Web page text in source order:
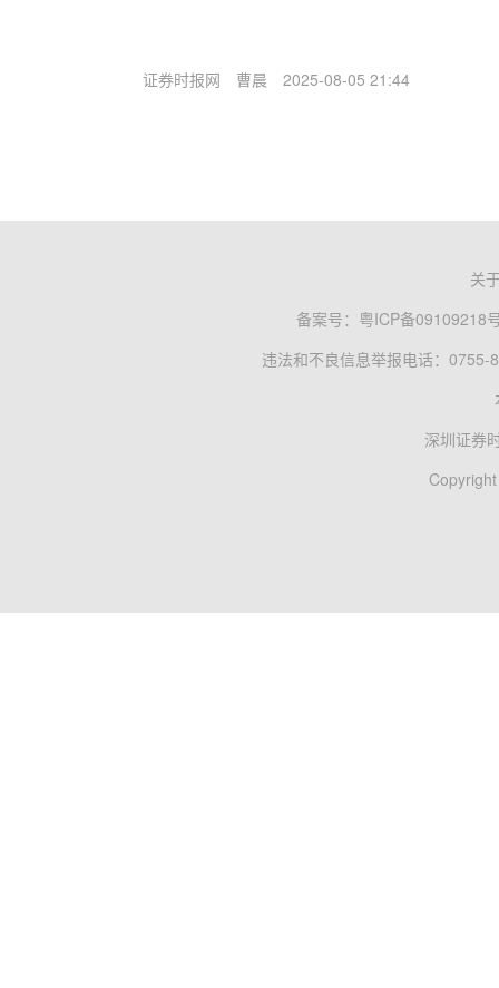
证券时报网 曹晨 2025-08-05 21:44
关
备案号： 粤ICP备09109218
违法和不良信息举报电话：0755-
深圳证券